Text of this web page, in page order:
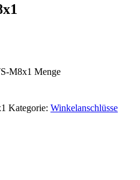
M8x1 Menge
Kategorie: Winkelanschlüsse